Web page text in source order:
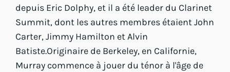
depuis Eric Dolphy, et il a été leader du Clarinet
Summit, dont les autres membres étaient John
Carter, Jimmy Hamilton et Alvin
Batiste.Originaire de Berkeley, en Californie,
Murray commence à jouer du ténor à l'âge de